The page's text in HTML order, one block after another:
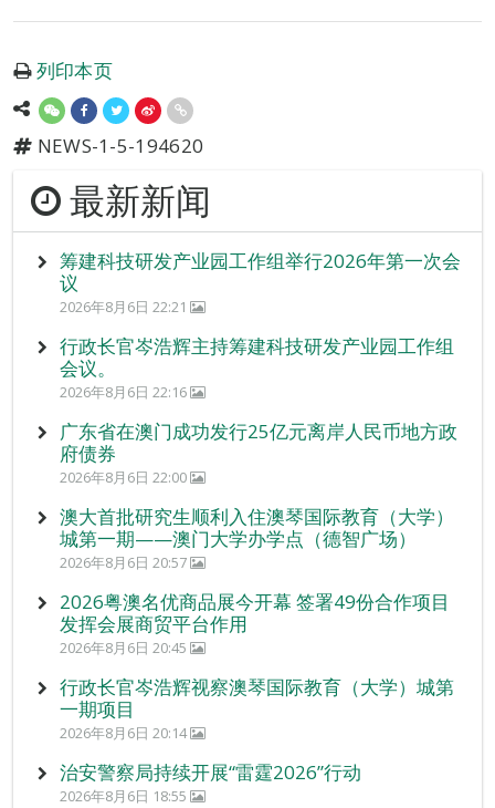
列印本页
NEWS-1-5-194620
最新新闻
筹建科技研发产业园工作组举行2026年第一次会
议
2026年8月6日 22:21
行政长官岑浩辉主持筹建科技研发产业园工作组
会议。
2026年8月6日 22:16
广东省在澳门成功发行25亿元离岸人民币地方政
府债券
2026年8月6日 22:00
澳大首批研究生顺利入住澳琴国际教育（大学）
城第一期——澳门大学办学点（德智广场）
2026年8月6日 20:57
2026粤澳名优商品展今开幕 签署49份合作项目
发挥会展商贸平台作用
2026年8月6日 20:45
行政长官岑浩辉视察澳琴国际教育（大学）城第
一期项目
2026年8月6日 20:14
治安警察局持续开展“雷霆2026”行动
2026年8月6日 18:55